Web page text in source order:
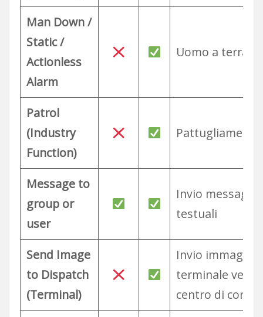
Man Down /
Static /
Actionless
Alarm
Uomo a terra
Patrol
(Industry
Function)
Pattugliamento
Message to
group or
user
Invio messaggi
testuali
Send Image
to Dispatch
(Terminal)
Invio immagini
terminale
centro di